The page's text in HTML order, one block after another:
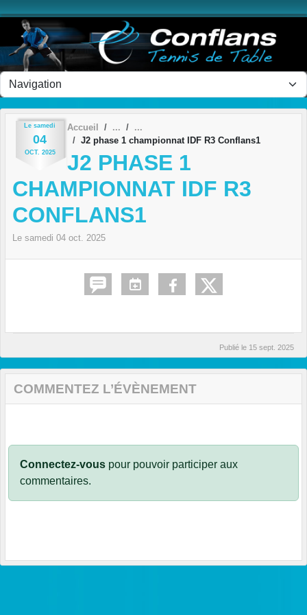
Le samedi
04
OCT. 2025
Accueil
J2 phase 1 championnat IDF R3 Conflans1
J2 PHASE 1
CHAMPIONNAT IDF R3
CONFLANS1
Le samedi 04 oct. 2025
Publié le 15 sept. 2025
COMMENTEZ L’ÉVÈNEMENT
Connectez-vous pour pouvoir participer aux
commentaires.